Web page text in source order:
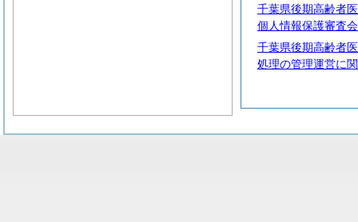
千葉県後期高齢者
個人情報保護審査
千葉県後期高齢者
処理の管理運営に